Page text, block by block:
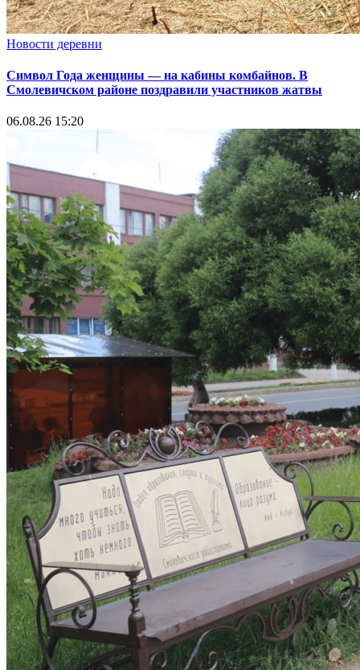
Новости деревни
Символ Года женщины — на кабины комбайнов. В
Смолевичском районе поздравили участников жатвы
06.08.26 15:20